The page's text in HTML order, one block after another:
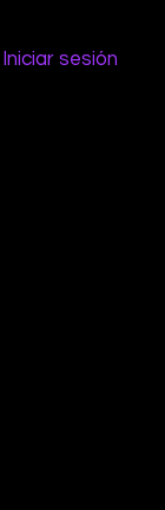
Iniciar sesión